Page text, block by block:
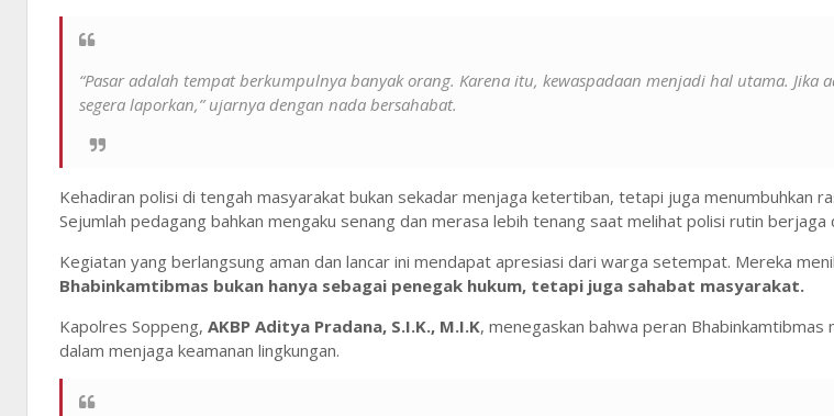
“Pasar adalah tempat berkumpulnya banyak orang. Karena itu, kewaspadaan menjadi hal utama. Jika
segera laporkan,” ujarnya dengan nada bersahabat.
Kehadiran polisi di tengah masyarakat bukan sekadar menjaga ketertiban, tetapi juga menumbuhkan
Sejumlah pedagang bahkan mengaku senang dan merasa lebih tenang saat melihat polisi rutin berjaga
Kegiatan yang berlangsung aman dan lancar ini mendapat apresiasi dari warga setempat. Mereka
Bhabinkamtibmas bukan hanya sebagai penegak hukum, tetapi juga sahabat masyarakat.
Kapolres Soppeng, AKBP Aditya Pradana, S.I.K., M.I.K, menegaskan bahwa peran Bhabinkamtibmas
dalam menjaga keamanan lingkungan.